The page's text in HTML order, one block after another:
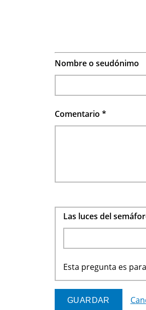
Nombre o seudónimo
Comentario *
Las luces del
Esta pregunta es